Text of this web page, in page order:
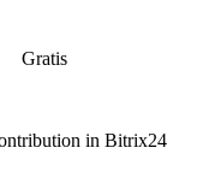
Gratis
in Bitrix24